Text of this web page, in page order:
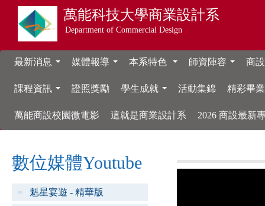
萬能科技大學商業設計系
Department of Commercial Design
最新消息 媒體報導 本系特色 師資陣容 商
課程資訊 證照獎勵 學生成就 活動集錦 精彩畢
萬能商設校園微電影 這就是商業設計系 2026 商設最新
數位媒體Youtube
魁星宴遊 - 精華版